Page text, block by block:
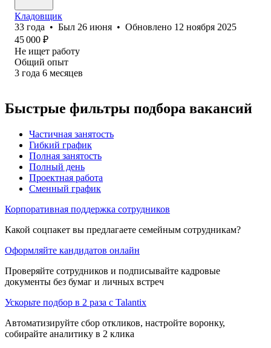
Кладовщик
33 года • Был 26 июня • Обновлено 12 ноября 2025
45 000 ₽
Не ищет работу
Общий опыт
3 года 6 месяцев
Быстрые фильтры подбора вакансий
Частичная занятость
Гибкий график
Полная занятость
Полный день
Проектная работа
Сменный график
Корпоративная поддержка сотрудников
Какой соцпакет вы предлагаете семейным сотрудникам?
Оформляйте кандидатов онлайн
Проверяйте сотрудников и подписывайте кадровые
документы без бумаг и личных встреч
Ускорьте подбор в 2 раза с Talantix
Автоматизируйте сбор откликов, настройте воронку,
собирайте аналитику в 2 клика